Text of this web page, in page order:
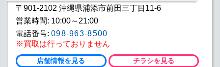
〒901-2102 沖縄県浦添市前田三丁目11-6
営業時間: 10:00～21:00
電話番号: 098-963-8500
※買取は行っておりません
店舗情報を見る チラシを見る